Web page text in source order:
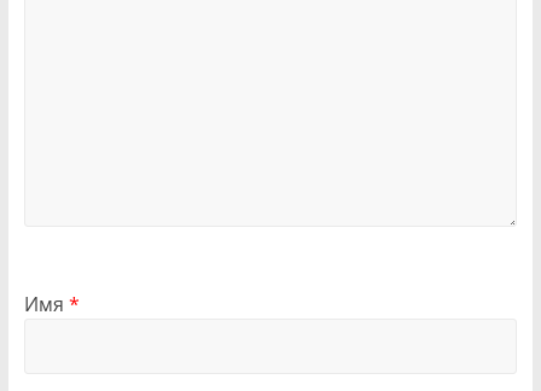
Имя *